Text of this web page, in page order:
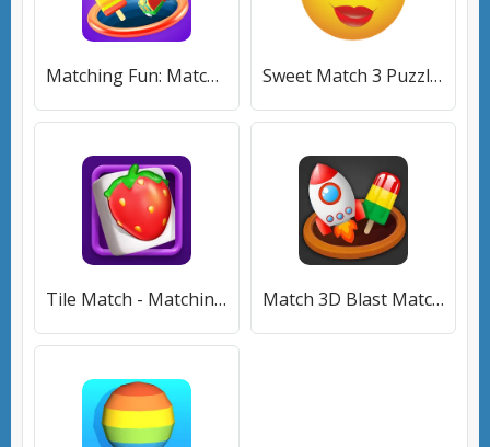
Matching Fun: Match Triple 3D (Матчинг Фан) [МОД Unlocked] APK Android Sweet Match 3 Puzzle Game [МОД Unlocked] APK Android
Tile Match - Matching Game (Тайл Матч) [МОД Unlocked] APK Android Match 3D Blast Matching Games [МОД Много денег] APK Android